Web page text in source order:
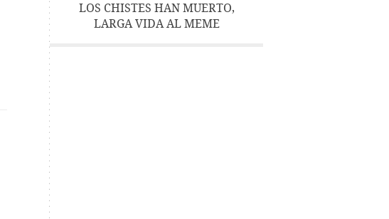
LOS CHISTES HAN MUERTO,
LARGA VIDA AL MEME